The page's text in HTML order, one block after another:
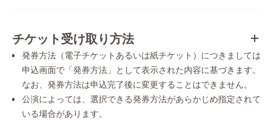
チケット受け取り方法
発券方法（電子チケットあるいは紙チケット）につきましては
申込画面で「発券方法」として表示された内容に基づきます。
なお、発券方法は申込完了後に変更することはできません。
公演によっては、選択できる発券方法があらかじめ指定されて
いる場合があります。